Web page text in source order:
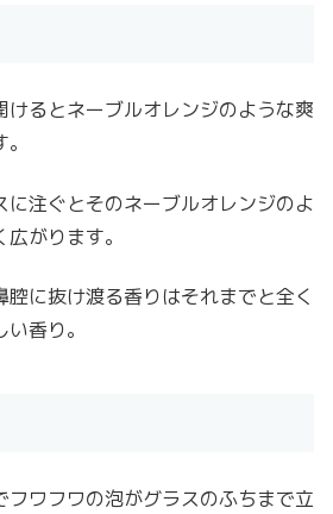
けるとネーブルオレンジのような爽
に注ぐとそのネーブルオレンジのよ
がります。
腔に抜け渡る香りはそれまでと全く
香り。
フワフワの泡がグラスのふちまで立